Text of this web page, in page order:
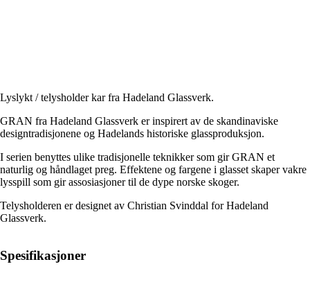
Lyslykt / telysholder kar fra Hadeland Glassverk.
GRAN fra Hadeland Glassverk er inspirert av de skandinaviske
designtradisjonene og Hadelands historiske glassproduksjon.
I serien benyttes ulike tradisjonelle teknikker som gir GRAN et
naturlig og håndlaget preg. Effektene og fargene i glasset skaper vakre
lysspill som gir assosiasjoner til de dype norske skoger.
Telysholderen er designet av Christian Svinddal for Hadeland
Glassverk.
Spesifikasjoner